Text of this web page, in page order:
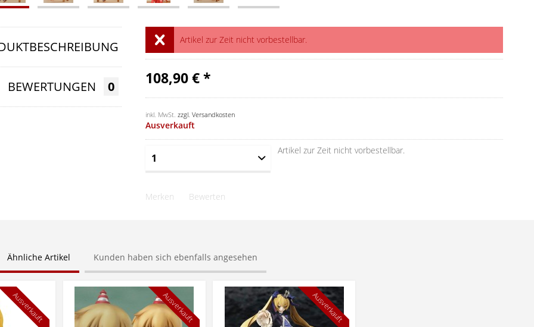
Artikel zur Zeit nicht vorbestellbar.
108,90 € *
inkl. MwSt. zzgl. Versandkosten
Ausverkauft
Artikel zur Zeit nicht vorbestellbar.
Merken Bewerten
BEWERTUNGEN 0
Ähnliche Artikel Kunden haben sich ebenfalls angesehen
Ausverkauft Ausverkauft Ausverkauft